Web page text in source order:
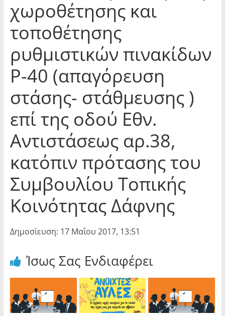
χωροθέτησης και
τοποθέτησης
ρυθμιστικών πινακίδων
Ρ-40 (απαγόρευση
στάσης- στάθμευσης )
επί της οδού Εθν.
Αντιστάσεως αρ.38,
κατόπιν πρότασης του
Συμβουλίου Τοπικής
Κοινότητας Δάφνης
Δημοσίευση: 17 Μαΐου 2017, 13:51
Ίσως Σας Ενδιαφέρει